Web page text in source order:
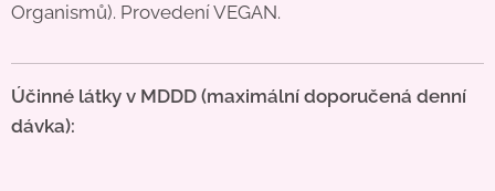
Organismů). Provedení VEGAN.
Účinné látky v MDDD (maximální doporučená denní
dávka):